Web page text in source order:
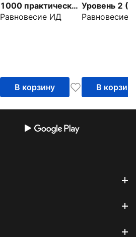
1000 практических
упражнений.
Равновесие ИД
В корзину
Уровень 2
Равновесие
В корзину